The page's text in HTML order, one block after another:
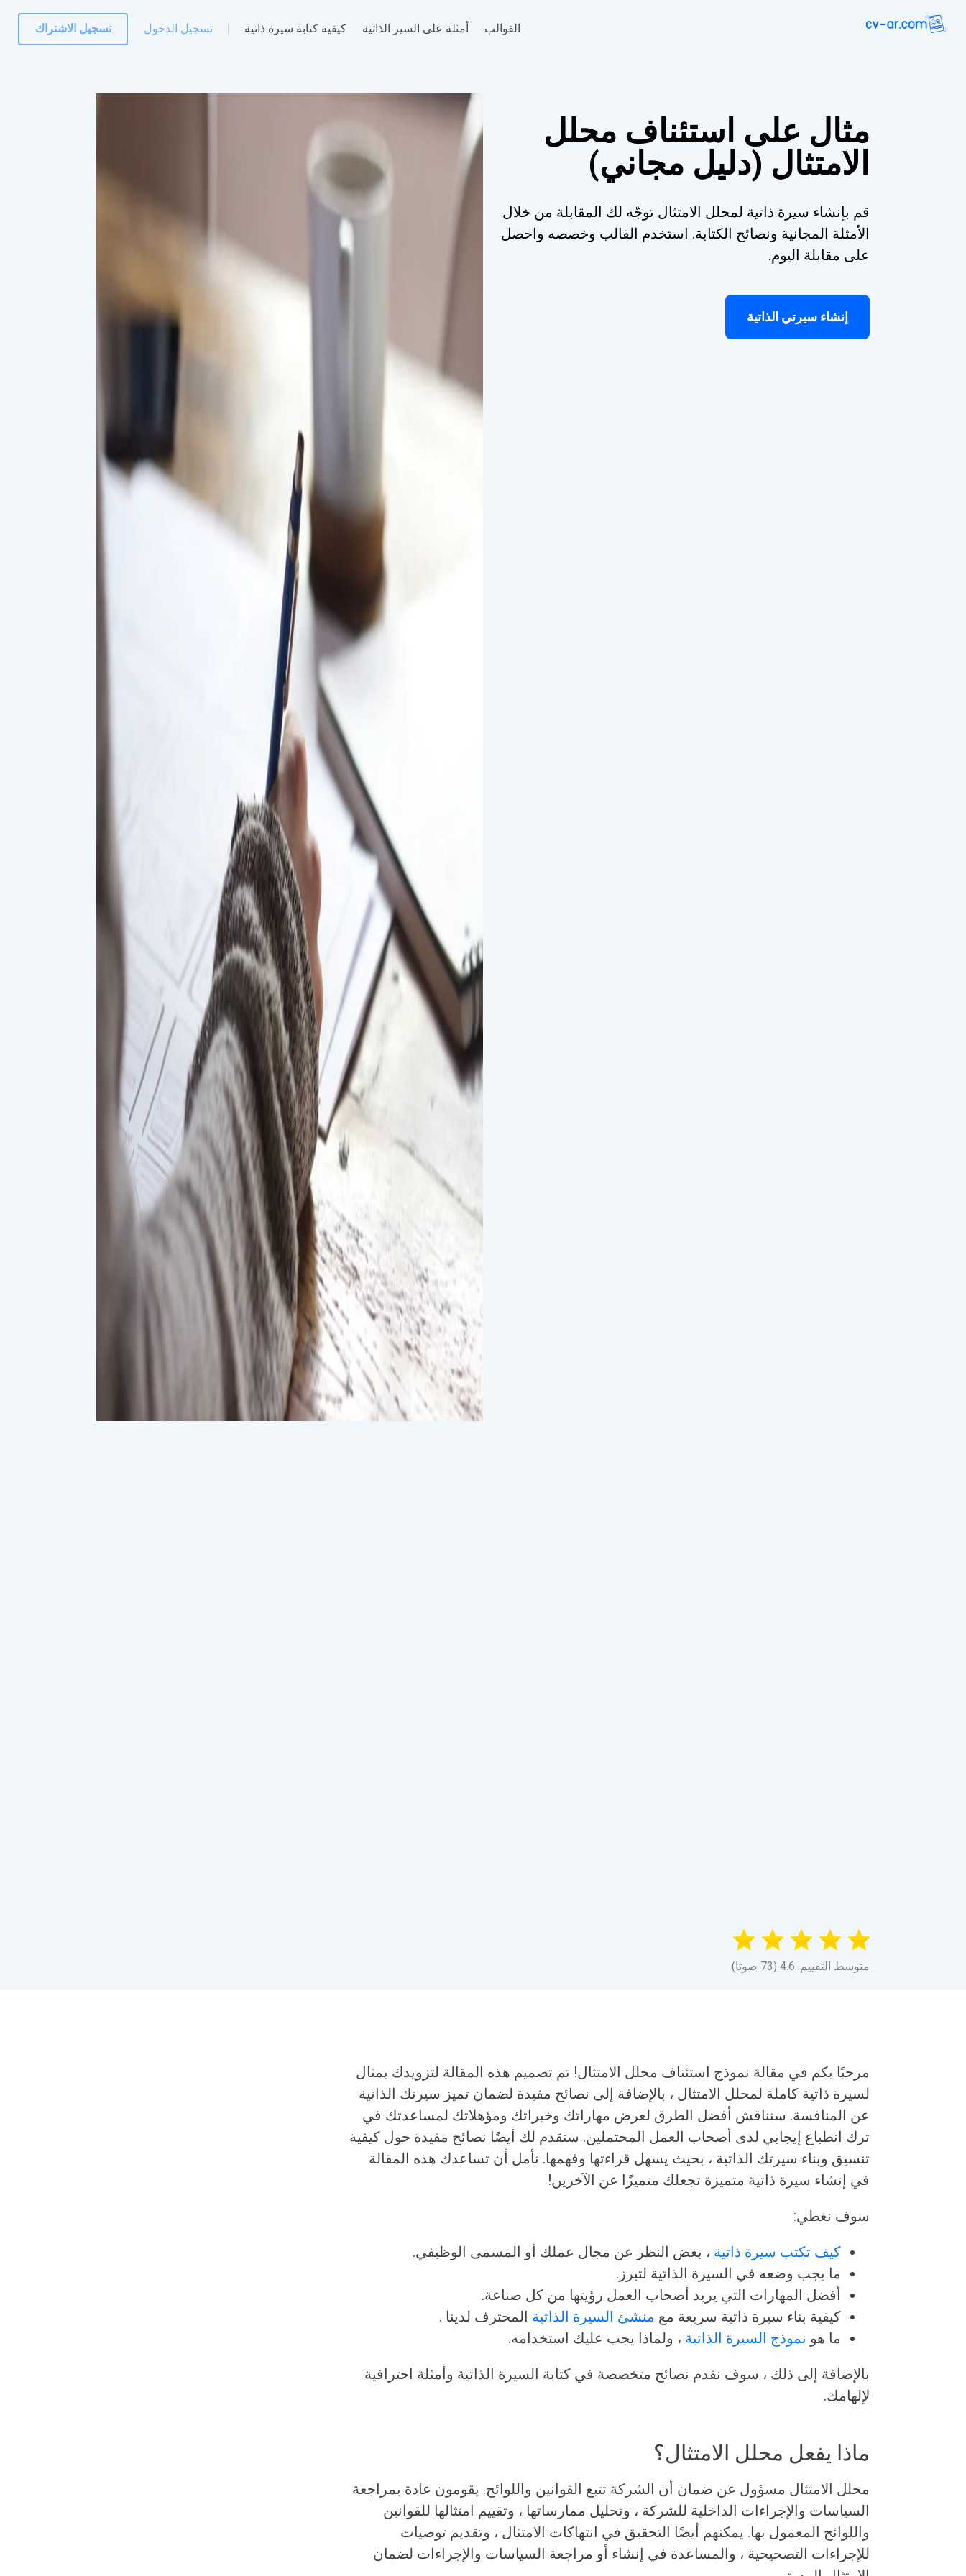
القوالب أمثلة على السير الذاتية كيفية كتابة سيرة ذاتية تسجيل الدخول تسجيل الاشتراك
مثال على استئناف محلل
الامتثال (دليل مجاني)
قم بإنشاء سيرة ذاتية لمحلل الامتثال توجّه لك المقابلة من خلال
الأمثلة المجانية ونصائح الكتابة. استخدم القالب وخصصه واحصل
على مقابلة اليوم.
إنشاء سيرتي الذاتية
متوسط التقييم: 4.6 (73 صوتا)
مرحبًا بكم في مقالة نموذج استئناف محلل الامتثال! تم تصميم هذه المقالة لتزويدك بمثال
لسيرة ذاتية كاملة لمحلل الامتثال ، بالإضافة إلى نصائح مفيدة لضمان تميز سيرتك الذاتية
عن المنافسة. سنناقش أفضل الطرق لعرض مهاراتك وخبراتك ومؤهلاتك لمساعدتك في
ترك انطباع إيجابي لدى أصحاب العمل المحتملين. سنقدم لك أيضًا نصائح مفيدة حول كيفية
تنسيق وبناء سيرتك الذاتية ، بحيث يسهل قراءتها وفهمها. نأمل أن تساعدك هذه المقالة
في إنشاء سيرة ذاتية متميزة تجعلك متميزًا عن الآخرين!
سوف نغطي:
كيف تكتب سيرة ذاتية ، بغض النظر عن مجال عملك أو المسمى الوظيفي.
ما يجب وضعه في السيرة الذاتية لتبرز.
أفضل المهارات التي يريد أصحاب العمل رؤيتها من كل صناعة.
كيفية بناء سيرة ذاتية سريعة مع منشئ السيرة الذاتية المحترف لدينا .
ما هو نموذج السيرة الذاتية ، ولماذا يجب عليك استخدامه.
بالإضافة إلى ذلك ، سوف نقدم نصائح متخصصة في كتابة السيرة الذاتية وأمثلة احترافية
لإلهامك.
ماذا يفعل محلل الامتثال؟
محلل الامتثال مسؤول عن ضمان أن الشركة تتبع القوانين واللوائح. يقومون عادة بمراجعة
السياسات والإجراءات الداخلية للشركة ، وتحليل ممارساتها ، وتقييم امتثالها للقوانين
واللوائح المعمول بها. يمكنهم أيضًا التحقيق في انتهاكات الامتثال ، وتقديم توصيات
للإجراءات التصحيحية ، والمساعدة في إنشاء أو مراجعة السياسات والإجراءات لضمان